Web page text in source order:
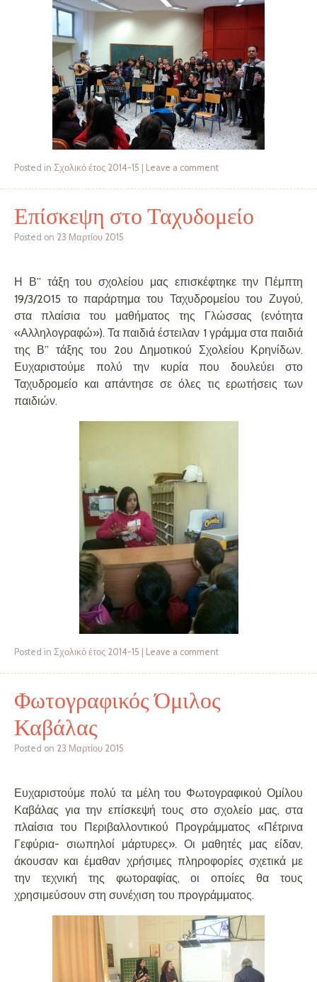
Posted in Σχολικό έτος 2014-15 Leave a comment
Επίσκεψη στο Ταχυδομείο
Posted on 23 Μαρτίου 2015
Η Β” τάξη του σχολείου μας επισκέφτηκε την Πέμπτη
19/3/2015 το παράρτημα του Ταχυδρομείου του Ζυγού,
στα πλαίσια του μαθήματος της Γλώσσας (ενότητα
«Αλληλογραφώ»). Τα παιδιά έστειλαν 1 γράμμα στα παιδιά
της Β” τάξης του 2ου Δημοτικού Σχολείου Κρηνίδων.
Ευχαριστούμε πολύ την κυρία που δουλεύει στο
Ταχυδρομείο και απάντησε σε όλες τις ερωτήσεις των
παιδιών.
Posted in Σχολικό έτος 2014-15 Leave a comment
Φωτογραφικός Όμιλος
Καβάλας
Posted on 23 Μαρτίου 2015
Ευχαριστούμε πολύ τα μέλη του Φωτογραφικού Ομίλου
Καβάλας για την επίσκεψή τους στο σχολείο μας, στα
πλαίσια του Περιβαλλοντικού Προγράμματος «Πέτρινα
Γεφύρια- σιωπηλοί μάρτυρες». Οι μαθητές μας είδαν,
άκουσαν και έμαθαν χρήσιμες πληροφορίες σχετικά με
την τεχνική της φωτοραφίας, οι οποίες θα τους
χρησιμεύσουν στη συνέχιση του προγράμματος.